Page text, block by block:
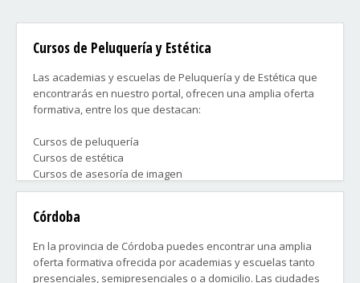
Cursos de Peluquería y Estética
Las academias y escuelas de Peluquería y de Estética que
encontrarás en nuestro portal, ofrecen una amplia oferta
formativa, entre los que destacan:
Cursos de peluquería
Cursos de estética
Cursos de asesoría de imagen
Cursos de micropigmentación
Cursos de ayudante de peluquería
Cursos de maquillaje profesional
Cursos de caracterización y efectos especiales
Córdoba
En la provincia de Córdoba puedes encontrar una amplia
oferta formativa ofrecida por academias y escuelas tanto
presenciales, semipresenciales o a domicilio. Las ciudades